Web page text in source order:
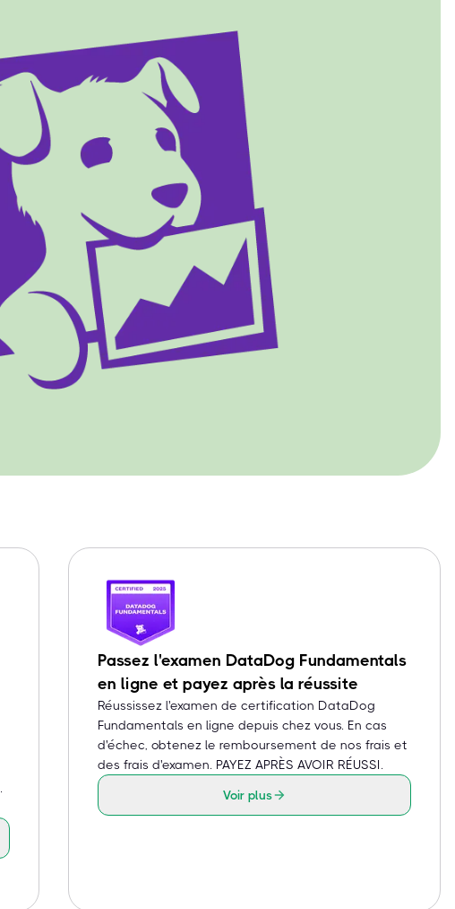
Passez l'examen DataDog Fundamentals
en ligne et payez après la réussite
Réussissez l'examen de certification DataDog
Fundamentals en ligne depuis chez vous. En cas
d'échec, obtenez le remboursement de nos frais et
des frais d'examen. PAYEZ APRÈS AVOIR RÉUSSI.
Voir plus